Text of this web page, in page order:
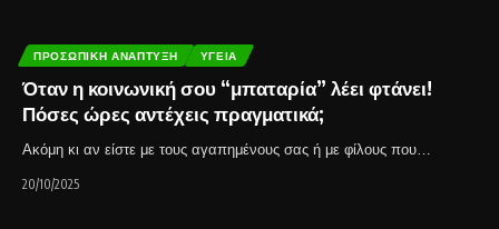
ΠΡΟΣΩΠΙΚΉ ΑΝΆΠΤΥΞΗ ΥΓΕΊΑ
Όταν η κοινωνική σου “μπαταρία” λέει φτάνει!
Πόσες ώρες αντέχεις πραγματικά;
Ακόμη κι αν είστε με τους αγαπημένους σας ή με φίλους που…
20/10/2025